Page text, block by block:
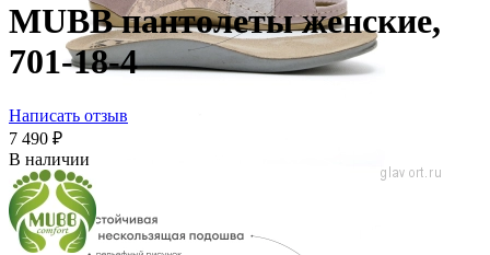
MUBB пантолеты женские,
701-18-4
Написать отзыв
7 490 ₽
В наличии